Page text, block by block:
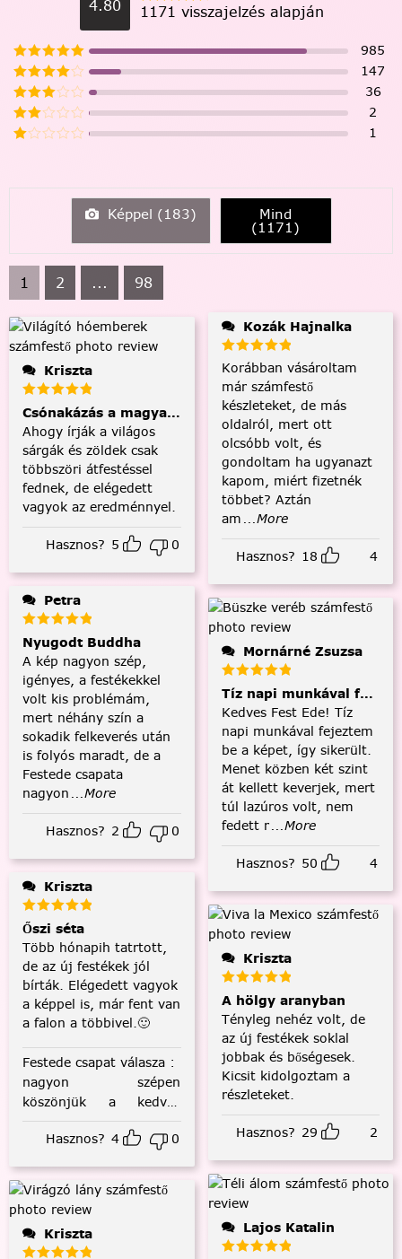
4.80 1171 visszajelzés alapján
985
147
36
2
1
Képpel (183) Mind
(1171)
1 2 ... 98
Kriszta
Csónakázás a magyar tengeren
Ahogy írják a világos
sárgák és zöldek csak
többszöri átfestéssel
fednek, de elégedett
vagyok az eredménnyel.
Hasznos? 5 0
Petra
Nyugodt Buddha
A kép nagyon szép,
igényes, a festékekkel
volt kis problémám,
mert néhány szín a
sokadik felkeverés után
is folyós maradt, de a
Festede csapata
nagyon ...More
Hasznos? 2 0
Kriszta
Őszi séta
Több hónapih tatrtott,
de az új festékek jól
bírták. Elégedett vagyok
a képpel is, már fent van
a falon a többivel.🙂
Festede csapat válasza :
nagyon szépen
köszönjük a kedves
visszajelzést! :)
Hasznos? 4 0
Kriszta
Kozák Hajnalka
Korábban vásároltam
már számfestő
készleteket, de más
oldalról, mert ott
olcsóbb volt, és
gondoltam ha ugyanazt
kapom, miért fizetnék
többet? Aztán
am ...More
Hasznos? 18 4
Mornárné Zsuzsa
Tíz napi munkával
Kedves Fest Ede! Tíz
napi munkával fejeztem
be a képet, így sikerült.
Menet közben két szint
át kellett keverjek, mert
túl lazúros volt, nem
fedett r...More
Hasznos? 50 4
Kriszta
A hölgy aranyban
Tényleg nehéz volt, de
az új festékek soklal
jobbak és bőségesek.
Kicsit kidolgoztam a
részleteket.
Hasznos? 29 2
Lajos Katalin